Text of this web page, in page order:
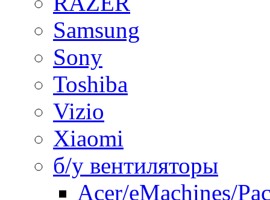
Samsung
Sony
Toshiba
Vizio
Xiaomi
б/у вентиляторы
Acer/eMachines/